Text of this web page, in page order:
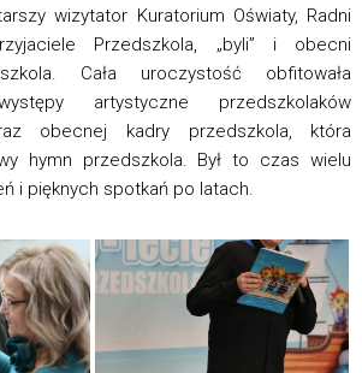
wizytator Kuratorium Oświaty, Radni
Przedszkola, „byli” i obecni
Cała uroczystość obfitowała
artystyczne przedszkolaków
obecnej kadry przedszkola, która
hymn przedszkola. Był to czas wielu
i pięknych spotkań po latach.